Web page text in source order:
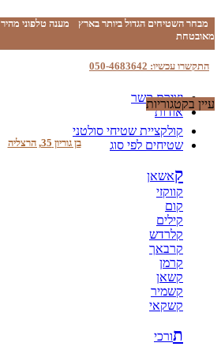
מבחר השטיחים הגדול ביותר בארץ מענה טלפוני מהיר
מאובטחת
התקשרו עכשיו: 050-4683642
יצירת קשר
אודות
בן גוריון 35, הרצליה
עיין בקטגוריות
קולקציית שטיחי סולטני
שטיחים לפי סוג
קאשאן
קווקזי
קום
קילים
קלרדש
קרבאך
קרמן
קשאן
קשמיר
קשקאי
תורכי